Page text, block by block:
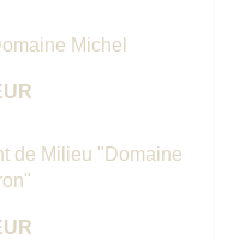
Michel
de Milieu "Domaine